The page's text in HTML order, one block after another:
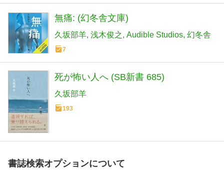
無痛: (幻冬舎文庫)
久坂部羊 浅木俊之 Audible Studios 幻冬舎
7
死が怖い人へ (SB新書 685)
久坂部羊
193
書誌検索オプションについて